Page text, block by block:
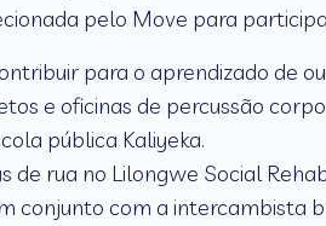
pelo Move para
para o aprendizado de
e oficinas de percussão
pública Kaliyeka.
rua no Lilongwe Social
conjunto com a intercambista